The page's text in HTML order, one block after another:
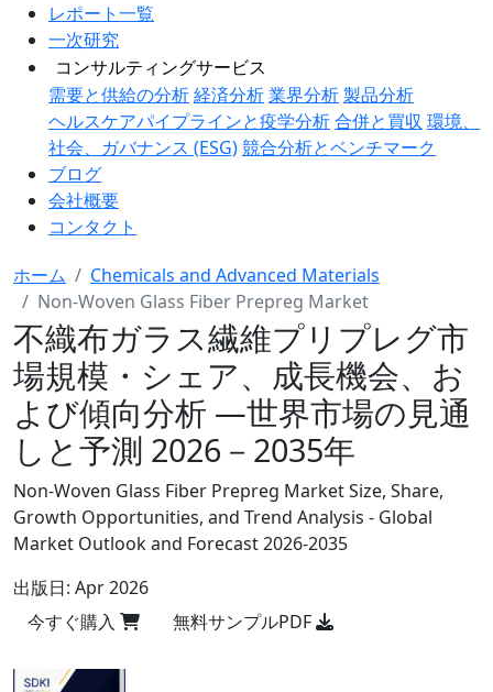
レポート一覧
一次研究
コンサルティングサービス
需要と供給の分析経済分析業界分析製品分析
ヘルスケアパイプラインと疫学分析合併と買収 環境、
社会、ガバナンス (ESG)競合分析とベンチマーク
ブログ
会社概要
コンタクト
ホーム
Chemicals and Advanced Materials
Non-Woven Glass Fiber Prepreg Market
不織布ガラス繊維プリプレグ市
場規模・シェア、成長機会、お
よび傾向分析 ―世界市場の見通
しと予測 2026－2035年
Non-Woven Glass Fiber Prepreg Market Size, Share,
Growth Opportunities, and Trend Analysis - Global
Market Outlook and Forecast 2026-2035
出版日: Apr 2026
今すぐ購入
無料サンプルPDF